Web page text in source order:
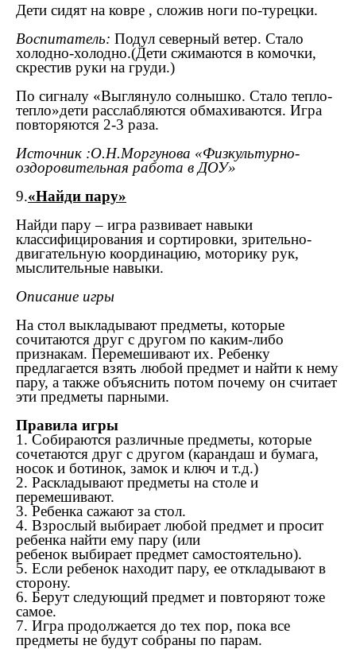
Дети сидят на ковре , сложив ноги по-турецки.
Воспитатель: Подул северный ветер. Стало
холодно-холодно.(Дети сжимаются в комочки,
скрестив руки на груди.)
По сигналу «Выглянуло солнышко. Стало тепло-
тепло»дети расслабляются обмахиваются. Игра
повторяются 2-3 раза.
Источник :О.Н.Моргунова «Физкультурно-
оздоровительная работа в ДОУ»
9.«Найди пару»
Найди пару – игра развивает навыки
классифицирования и сортировки, зрительно-
двигательную координацию, моторику рук,
мыслительные навыки.
Описание игры
На стол выкладывают предметы, которые
сочитаются друг с другом по каким-либо
признакам. Перемешивают их. Ребенку
предлагается взять любой предмет и найти к нему
пару, а также объяснить потом почему он считает
эти предметы парными.
Правила игры
1. Собираются различные предметы, которые
сочетаются друг с другом (карандаш и бумага,
носок и ботинок, замок и ключ и т.д.)
2. Раскладывают предметы на столе и
перемешивают.
3. Ребенка сажают за стол.
4. Взрослый выбирает любой предмет и просит
ребенка найти ему пару (или
ребенок выбирает предмет самостоятельно).
5. Если ребенок находит пару, ее откладывают в
сторону.
6. Берут следующий предмет и повторяют тоже
самое.
7. Игра продолжается до тех пор, пока все
предметы не будут собраны по парам.